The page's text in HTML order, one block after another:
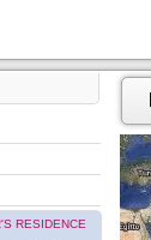
RESIDENCE